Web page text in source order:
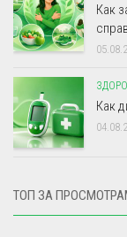
Как
Как
ТОП ЗА